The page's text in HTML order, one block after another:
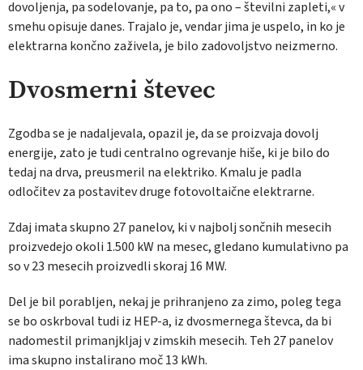
dovoljenja, pa sodelovanje, pa to, pa ono – številni zapleti,« v
smehu opisuje danes. Trajalo je, vendar jima je uspelo, in ko je
elektrarna končno zaživela, je bilo zadovoljstvo neizmerno.
Dvosmerni števec
Zgodba se je nadaljevala, opazil je, da se proizvaja dovolj
energije, zato je tudi centralno ogrevanje hiše, ki je bilo do
tedaj na drva, preusmeril na elektriko. Kmalu je padla
odločitev za postavitev druge fotovoltaične elektrarne.
Zdaj imata skupno 27 panelov, ki v najbolj sončnih mesecih
proizvedejo okoli 1.500 kW na mesec, gledano kumulativno pa
so v 23 mesecih proizvedli skoraj 16 MW.
Del je bil porabljen, nekaj je prihranjeno za zimo, poleg tega
se bo oskrboval tudi iz HEP-a, iz dvosmernega števca, da bi
nadomestil primanjkljaj v zimskih mesecih. Teh 27 panelov
ima skupno instalirano moč 13 kWh.